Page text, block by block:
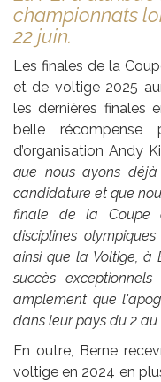
championnats
22 juin.
Les finales de la
et de voltige 2025
les dernières finales
belle
d’organisation Andy
que nous ayons
candidature et que
finale de la Coupe
disciplines
ainsi que la Voltige, à
succès
amplement que
dans leur pays du 2 au
En outre, Berne
voltige en 2024 en